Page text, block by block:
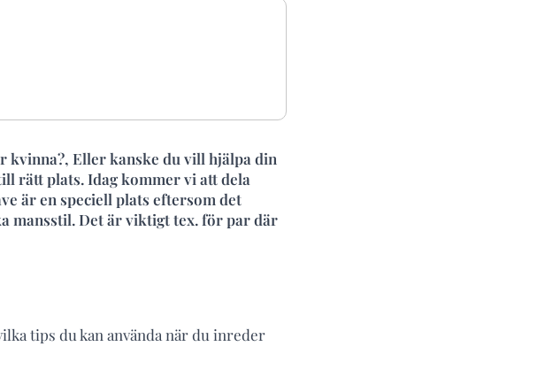
kvinna?, Eller kanske du vill hjälpa din
rätt plats. Idag kommer vi att dela
är en speciell plats eftersom det
mansstil. Det är viktigt tex. för par där
tips du kan använda när du inreder